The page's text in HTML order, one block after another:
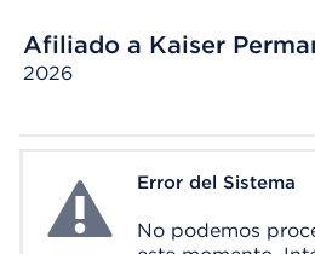
Afiliado a Kaiser
2026
System ErrorError del Sistema
No podemos